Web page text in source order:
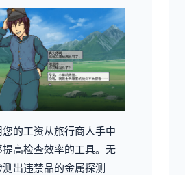
的工资从旅行商人手中
高检查效率的工具。无
出违禁品的金属探测